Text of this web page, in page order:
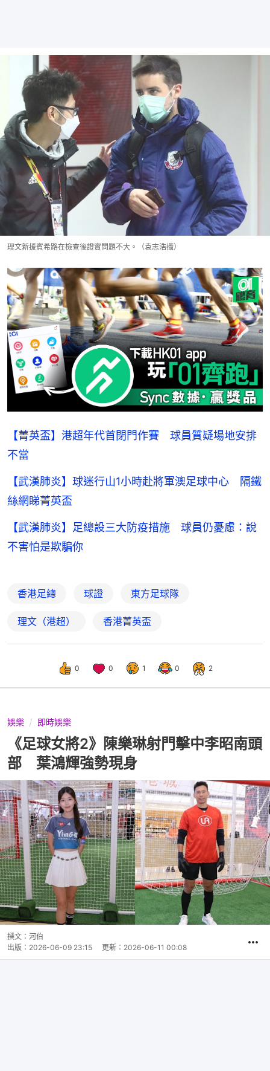
理文新援賓希路在檢查後證實問題不大。（袁志浩攝）
【菁英盃】港超年代首閉門作賽 球員質疑場地安排
不當
【武漢肺炎】球迷行山1小時赴將軍澳足球中心 隔鐵
絲網睇菁英盃
【武漢肺炎】足總設三大防疫措施 球員仍憂慮：說
不害怕是欺騙你
香港足總 球證 東方足球隊
理文（港超） 香港菁英盃
0 0 1 0 2
娛樂 即時娛樂
《足球女將2》陳樂琳射門擊中李昭南頭
部 葉鴻輝強勢現身
撰文： 河伯
出版： 2026-06-09 23:15 更新： 2026-06-11 00:08